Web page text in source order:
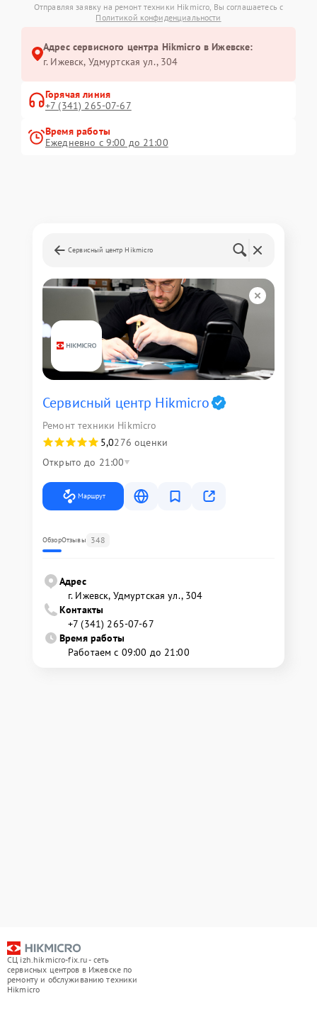
Отправляя заявку на ремонт техники Hikmicro, Вы соглашаетесь с
Политикой конфиденциальности
Адрес сервисного центра Hikmicro в Ижевске:
г. Ижевск, Удмуртская ул., 304
Горячая линия
+7 (341) 265-07-67
Время работы
Ежедневно с 9:00 до 21:00
Сервисный центр Hikmicro
Сервисный центр Hikmicro
Ремонт техники Hikmicro
5,0276 оценки
Открыто до 21:00
Маршрут
ОбзорОтзывы 348
Адрес
г. Ижевск, Удмуртская ул., 304
Контакты
+7 (341) 265-07-67
Время работы
Работаем с 09:00 до 21:00
СЦ izh.hikmicro-fix.ru - сеть
сервисных центров в Ижевске по
ремонту и обслуживанию техники
Hikmicro